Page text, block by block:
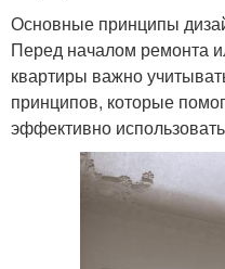
Основные принципы
Перед началом ремонта
квартиры важно
принципов, которые
эффективно